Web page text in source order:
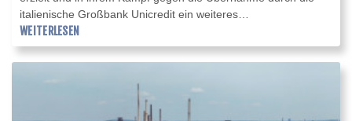
italienische Großbank Unicredit ein weiteres
Aktienrückkaufprogramm angekündigt. Im zweiten Quartal
machte die Bank 898 Millionen Euro Gewinn, im Halbjahr
standen unter dem Strich 1,8 Milliarden Euro, teilte die
WEITERLESEN